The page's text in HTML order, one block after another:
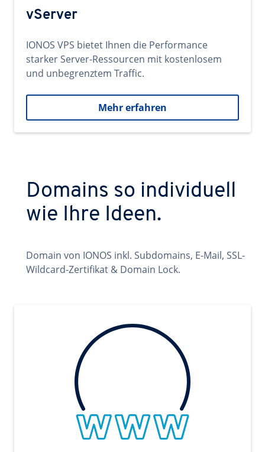
vServer
IONOS VPS bietet Ihnen die Performance
starker Server-Ressourcen mit kostenlosem
und unbegrenztem Traffic.
Mehr erfahren
Domains so individuell
wie Ihre Ideen.
Domain von IONOS inkl. Subdomains, E-Mail, SSL-
Wildcard-Zertifikat & Domain Lock.